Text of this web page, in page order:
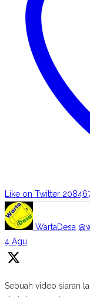
Like on Twitter
WartaDesa
4 Agu
Sebuah video siaran